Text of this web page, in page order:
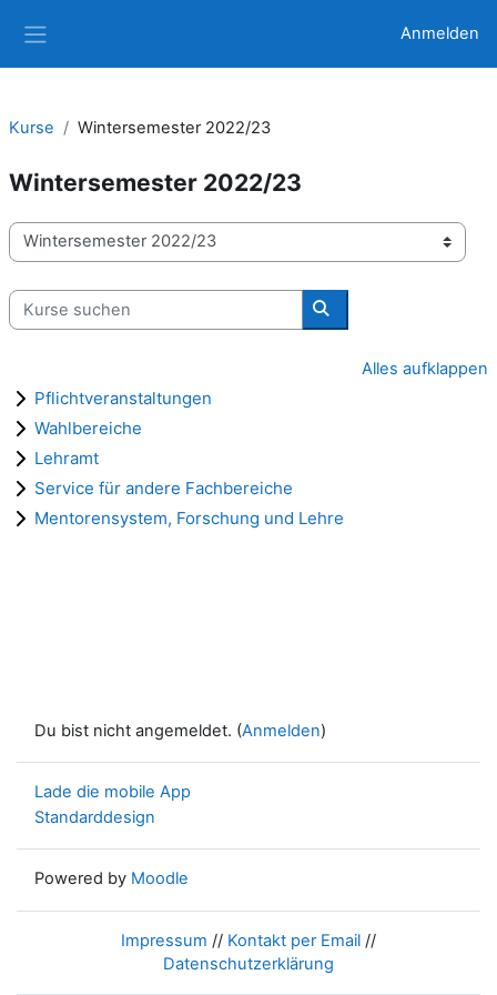
Anmelden
Kurse Wintersemester 2022/23
Wintersemester 2022/23
Kursbereiche
Kurse suchen
Kurse suchen
Alles aufklappen
Pflichtveranstaltungen
Wahlbereiche
Lehramt
Service für andere Fachbereiche
Mentorensystem, Forschung und Lehre
Du bist nicht angemeldet. (Anmelden)
Lade die mobile App
Standarddesign
Powered by Moodle
Impressum // Kontakt per Email //
Datenschutzerklärung